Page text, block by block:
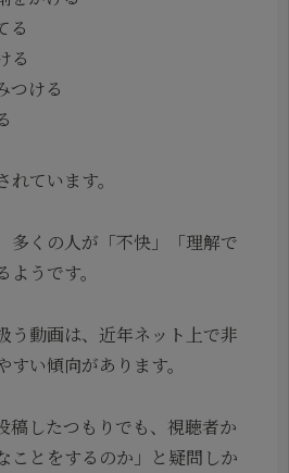
る
る
つける
ています。
多くの人が「不快」「理解で
うです。
う動画は、近年ネット上で非
い傾向があります。
稿したつもりでも、視聴者か
ことをするのか」と疑問しか